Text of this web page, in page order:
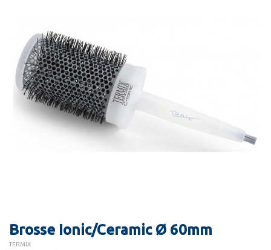
Brosse Ionic/Ceramic Ø 60mm
TERMIX